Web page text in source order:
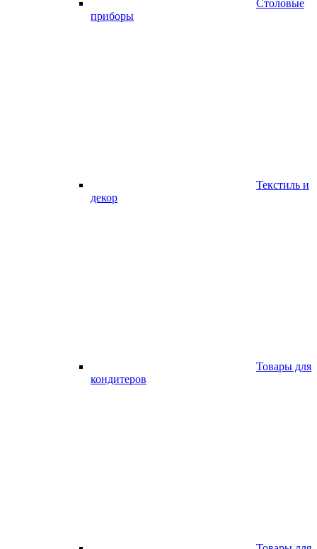
Столовые
приборы
Текстиль и
декор
Товары для
кондитеров